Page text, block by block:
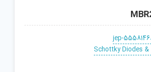
jep-
Schottky Diodes &